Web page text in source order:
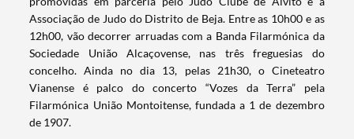
Associação de Judo do Distrito de Beja. Entre as 10h00 e as
12h00, vão decorrer arruadas com a Banda Filarmónica da
Sociedade União Alcaçovense, nas três freguesias do
concelho. Ainda no dia 13, pelas 21h30, o Cineteatro
Vianense é palco do concerto “Vozes da Terra” pela
Filarmónica União Montoitense, fundada a 1 de dezembro
de 1907.